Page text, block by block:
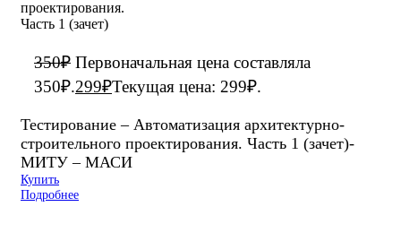
350₽ Первоначальная цена составляла
350₽.299₽Текущая цена: 299₽.
Тестирование – Автоматизация архитектурно-
строительного проектирования. Часть 1 (зачет)-
МИТУ – МАСИ
Купить
Подробнее